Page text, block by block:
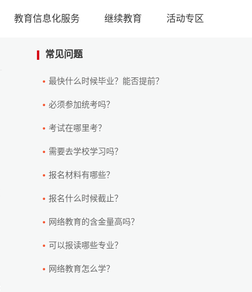
教育信息化服务 继续教育 活动专区
常见问题
最快什么时候毕业？能否提前？
必须参加统考吗？
考试在哪里考？
需要去学校学习吗？
报名材料有哪些？
报名什么时候截止？
网络教育的含金量高吗？
可以报读哪些专业？
网络教育怎么学？